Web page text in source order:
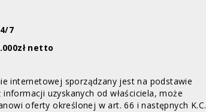
7
netto
internetowej sporządzany jest na podstawie
uzyskanych od właściciela, może
oferty określonej w art. 66 i następnych K.C.